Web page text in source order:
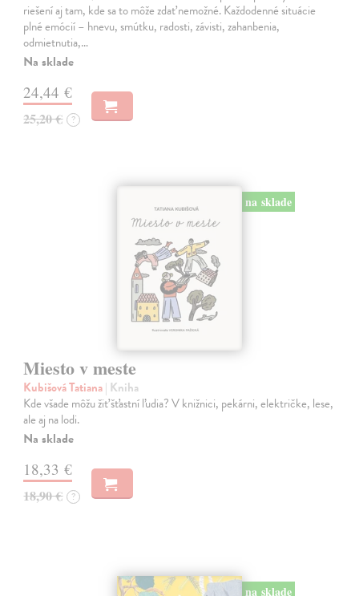
riešení aj tam, kde sa to môže zdať nemožné. Každodenné situácie
plné emócií – hnevu, smútku, radosti, závisti, zahanbenia,
odmietnutia,…
Na sklade
24,44 €
25,20 € ?
na sklade
Miesto v meste
Kubišová Tatiana| Kniha
Kde všade môžu žiť šťastní ľudia? V knižnici, pekárni, električke, lese,
ale aj na lodi.
Na sklade
18,33 €
18,90 € ?
na sklade